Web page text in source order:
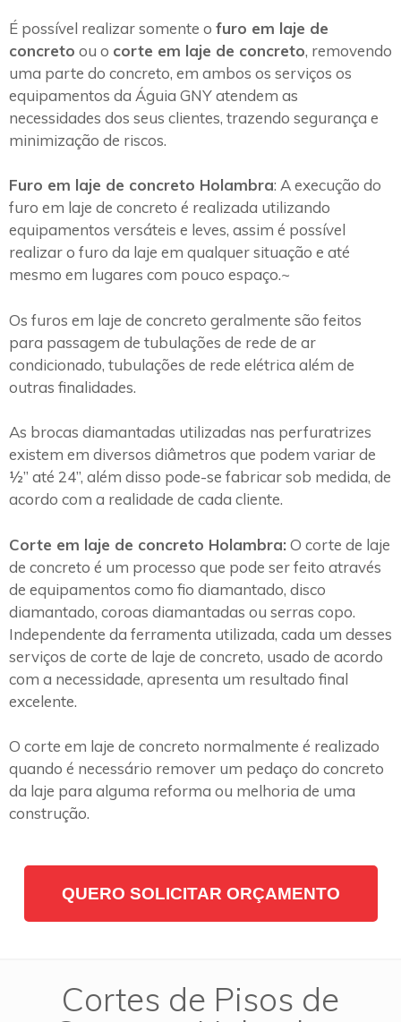
É possível realizar somente o furo em laje de
concreto ou o corte em laje de concreto, removendo
uma parte do concreto, em ambos os serviços os
equipamentos da Águia GNY atendem as
necessidades dos seus clientes, trazendo segurança e
minimização de riscos.
Furo em laje de concreto Holambra: A execução do
furo em laje de concreto é realizada utilizando
equipamentos versáteis e leves, assim é possível
realizar o furo da laje em qualquer situação e até
mesmo em lugares com pouco espaço.~
Os furos em laje de concreto geralmente são feitos
para passagem de tubulações de rede de ar
condicionado, tubulações de rede elétrica além de
outras finalidades.
As brocas diamantadas utilizadas nas perfuratrizes
existem em diversos diâmetros que podem variar de
½” até 24”, além disso pode-se fabricar sob medida, de
acordo com a realidade de cada cliente.
Corte em laje de concreto Holambra: O corte de laje
de concreto é um processo que pode ser feito através
de equipamentos como fio diamantado, disco
diamantado, coroas diamantadas ou serras copo.
Independente da ferramenta utilizada, cada um desses
serviços de corte de laje de concreto, usado de acordo
com a necessidade, apresenta um resultado final
excelente.
O corte em laje de concreto normalmente é realizado
quando é necessário remover um pedaço do concreto
da laje para alguma reforma ou melhoria de uma
construção.
QUERO SOLICITAR ORÇAMENTO
Cortes de Pisos de